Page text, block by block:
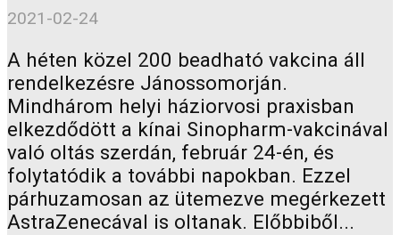
2021-02-24
A héten közel 200 beadható vakcina áll
rendelkezésre Jánossomorján.
Mindhárom helyi háziorvosi praxisban
elkezdődött a kínai Sinopharm-vakcinával
való oltás szerdán, február 24-én, és
folytatódik a további napokban. Ezzel
párhuzamosan az ütemezve megérkezett
AstraZenecával is oltanak. Előbbiből...